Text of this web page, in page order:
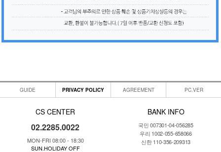
GUIDE PRIVACY POLICY AGREEMENT PC.VER
CS CENTER
02.2285.0022
MON-FRI 08:00 - 18:30
SUN.HOLIDAY OFF
BANK INFO
국민 007301-04-056285
우리 1002-055-658066
신한 110-356-209313